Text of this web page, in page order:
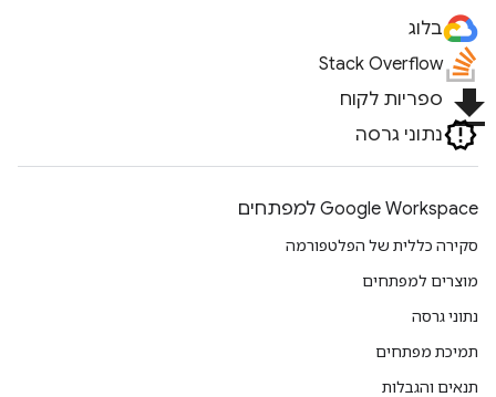
בלוג
Stack Overflow
file_download ספריות לקוח
נתוני גרסה
Google Workspace למפתחים
סקירה כללית של הפלטפורמה
מוצרים למפתחים
נתוני גרסה
תמיכת מפתחים
תנאים והגבלות